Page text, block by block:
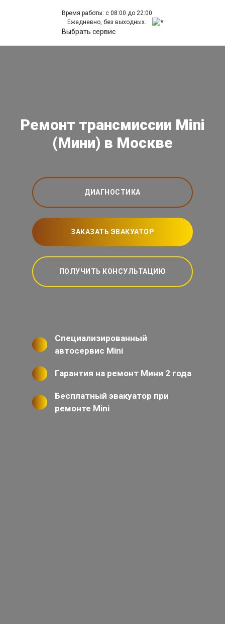
Время работы: с 08:00 до 22:00
Ежедневно, без выходных.
Выбрать сервис
Ремонт трансмиссии Mini
(Мини) в Москве
ДИАГНОСТИКА
ЗАКАЗАТЬ ЭВАКУАТОР
ПОЛУЧИТЬ КОНСУЛЬТАЦИЮ
Специализированный
автосервис Mini
Гарантия на ремонт Мини 2 года
Бесплатный эвакуатор при
ремонте Mini